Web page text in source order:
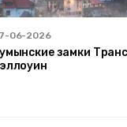
06-2026
замки